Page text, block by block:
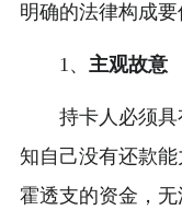
明确的法律构成要
1、 主观故意
持卡人必须
知自己没有还款
霍透支的资金，